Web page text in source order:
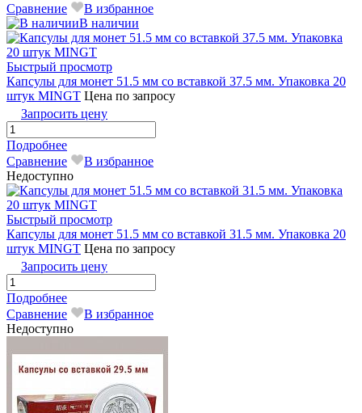
Сравнение
В избранное
В наличии
Быстрый просмотр
Капсулы для монет 51.5 мм со вставкой 37.5 мм. Упаковка 20
штук MINGТ Цена по запросу
Запросить цену
Подробнее
Сравнение
В избранное
Недоступно
Быстрый просмотр
Капсулы для монет 51.5 мм со вставкой 31.5 мм. Упаковка 20
штук MINGТ Цена по запросу
Запросить цену
Подробнее
Сравнение
В избранное
Недоступно